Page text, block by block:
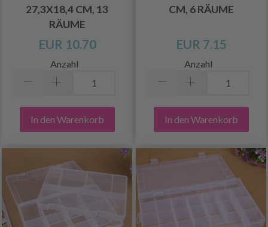
27,3X18,4 CM, 13
RÄUME
EUR 10.70
Anzahl
In den Warenkorb
CM, 6 RÄUME
EUR 7.15
Anzahl
In den Warenkorb